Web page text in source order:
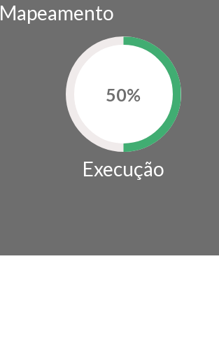
Mapeamento
50%
Execução